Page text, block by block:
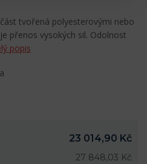
tvořená polyesterovými nebo
přenos vysokých sil. Odolnost
popis
23 014,90 Kč
27 848,03 Kč